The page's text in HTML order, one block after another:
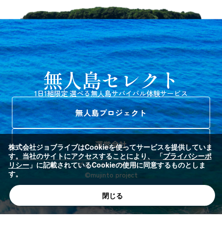
まな板&包丁セット
1,000円
クッカー4点セット（鍋(大)直径
144mm、フライパン直径
148mm、鍋(小)直径123mm、フタ
兼用皿直径130mm）
2,000円
【帰り】
1泊2日プランの場合：11時 港解散
2泊3日プランの場合：11時 港解散
※チャーター船のため、集合・解散時間の変更は原則できません
が、必要に応じてご相談ください。
※海況やご予約状況によりチャーター船の時間がご希望に添えな
い場合もあります。予めご了承ください
集合／解散場所
日比港（岡山県玉野市） ※MAPは日比港周辺を表示して
います。
お車でのアクセス
日比港（岡山県玉野市）
岡山駅から約50分です。
下記住所をナビに入れてお越しください。
ランタン、クーラーボックス、使い捨てアルミ鍋（幅
26cm×深さ11cm）、焚き火台セット（焚き火台、チャ
ッカマン、ゴミ袋3、火ばさみ、軍手）、木炭1箱3kg、
着火剤、生活用水(20L)入りポリタンク、簡易トイレ、
サバイバルアドバイス冊子（各1組1ずつ）
お客様ご自身で用意が必要なもの
食糧・飲料水（上記に記載のないものはすべて持ち込
みが必要です）
集合場所（日比港）までの交通費
当日・無断キャンセル：100%
※人数減・日程短縮の場合も上記が適用されます。
※オプション品のみ、31日前まではキャンセル無料です。
人数制限：実施50日前まで：7名以上、実施49日以内：5名
以上。最大30名。
年齢構成：
・18歳以上が2名以上必須（17歳以下のみの利用不可）。
・未就学児は安全上の理由で利用不可。
未成年の同伴：17歳以下で保護者が同伴しない場合、同意
書の提出が必須。
お荷物制限について
大槌島は上陸の難易度が高い島のため、荷物の制限があり
ます。
・荷物は可能な限りまとめてお越しください。
・お一人様あたりバッグ等2個を超える場合、別途料金
（5,000円程度）が発生することがあります。
（例：5名の場合、10個までは無料。11個目から別途料
金。）
予約カレンダーへ移動
無人島セレクト
1日1組限定 選べる無人島サバイバル体験サービス
無人島プロジェクト
運営会社
プライバシーポリシー
©mujinto project
株式会社ジョブライブはCookieを使ってサービスを提供していま
す。 当社のサイトにアクセスすることにより、 「プライバシーポ
リシー」に記載されているCookieの使用に同意するものとしま
す。
閉じる